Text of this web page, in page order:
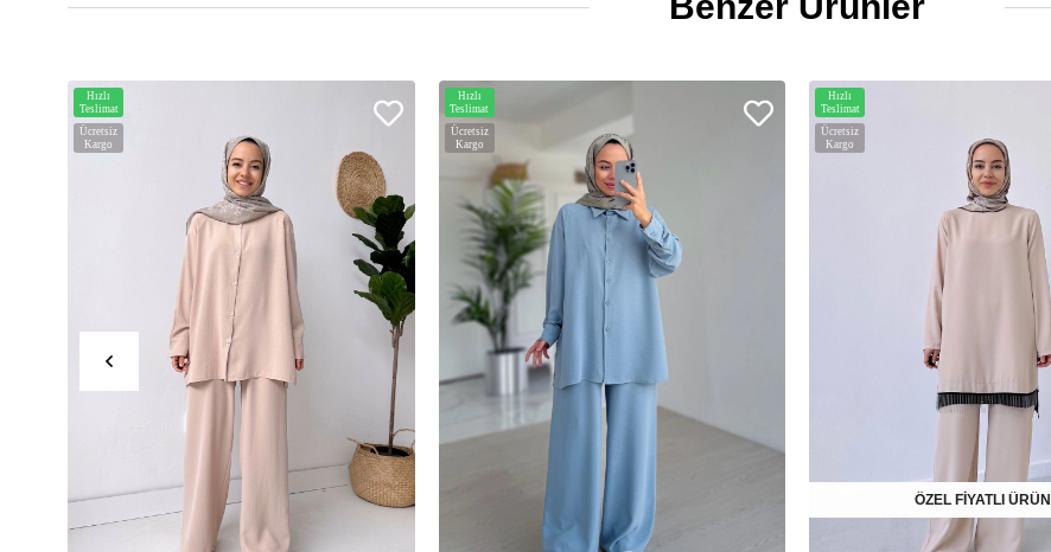
Ücretsiz
Kargo
Hızlı
Teslimat
Ücretsiz
Kargo
Hızlı
Teslimat
Ücretsiz
Kargo
Hızlı
Teslimat
ÖZEL FİYATLI ÜRÜN